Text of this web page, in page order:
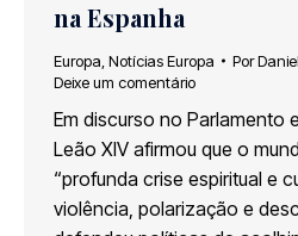
na Espanha
Europa Notícias Europa Por
Deixe um comentário
Em discurso no Parlamento
Leão XIV afirmou que o
“profunda crise espiritual e
violência, polarização e